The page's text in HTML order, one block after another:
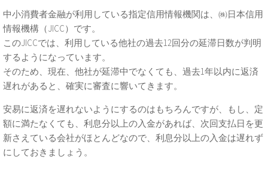
中小消費者金融が利用している指定信用情報機関は、㈱日本信用
情報機構（JICC）です。
このJICCでは、利用している他社の過去12回分の延滞日数が判明
するようになっています。
そのため、現在、他社が延滞中でなくても、過去1年以内に返済
遅れがあると、確実に審査に響いてきます。
安易に返済を遅れないようにするのはもちろんですが、もし、定
額に満たなくても、利息分以上の入金があれば、次回支払日を更
新さえている会社がほとんどなので、利息分以上の入金は遅れず
にしておきましょう。